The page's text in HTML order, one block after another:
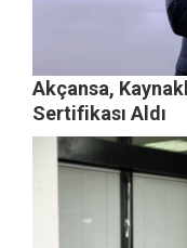
Akçansa,
Sertifikası Aldı